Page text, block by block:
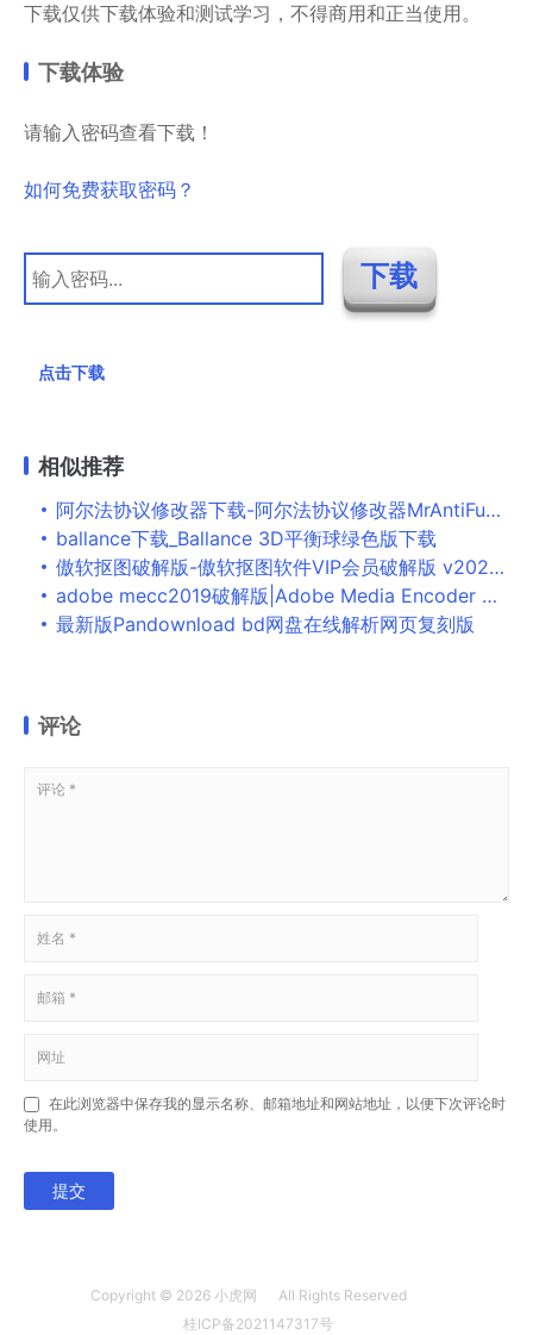
下载仅供下载体验和测试学习，不得商用和正当使用。
下载体验
请输入密码查看下载！
如何免费获取密码？
点击下载
相似推荐
阿尔法协议修改器下载-阿尔法协议修改器MrAntiFun版下载
ballance下载_Ballance 3D平衡球绿色版下载
傲软抠图破解版-傲软抠图软件VIP会员破解版 v2022下载
adobe mecc2019破解版|Adobe Media Encoder CC 2019简体中文版 v13.1.5.35 补丁+安装破解图文教程
最新版Pandownload bd网盘在线解析网页复刻版
评论
在此浏览器中保存我的显示名称、邮箱地址和网站地址，以便下次评论时
使用。
提交
Copyright © 2026 小虎网
All Rights Reserved
桂ICP备2021147317号